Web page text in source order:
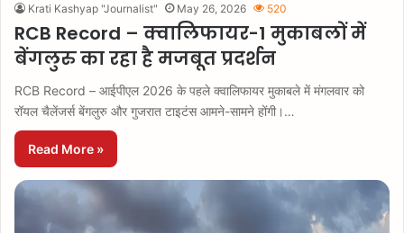
Krati Kashyap "Journalist" May 26, 2026 520
RCB Record – क्वालिफायर-1 मुकाबलों में
बेंगलुरु का रहा है मजबूत प्रदर्शन
RCB Record – आईपीएल 2026 के पहले क्वालिफायर मुकाबले में मंगलवार को
रॉयल चैलेंजर्स बेंगलुरु और गुजरात टाइटंस आमने-सामने होंगी।…
Read More »